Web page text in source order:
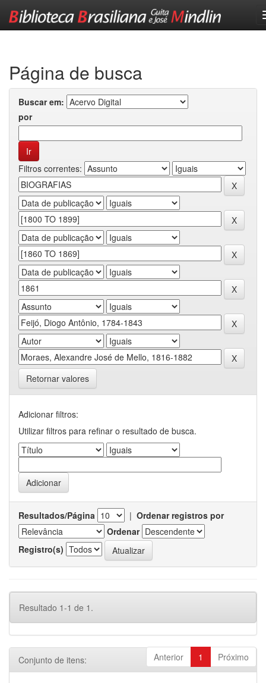
Página de busca
Buscar em:
por
Filtros correntes:
Retornar valores
Adicionar filtros:
Utilizar filtros para refinar o resultado de busca.
Resultados/Página | Ordenar registros por
Ordenar
Registro(s)
Resultado 1-1 de 1.
Anterior 1 Próximo
Conjunto de itens: